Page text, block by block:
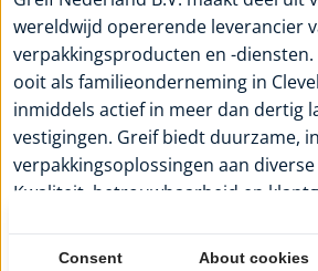
wereldwijd opererende leverancier
verpakkingsproducten en -
ooit als familieonderneming in
inmiddels actief in meer dan dertig
vestigingen. Greif biedt duurzame,
verpakkingsoplossingen aan
Kwaliteit, betrouwbaarheid en
Meer informatie:
Greif Nederland B.V.
Consent About cookies